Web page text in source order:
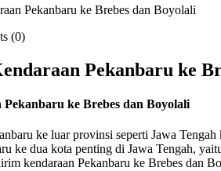
Pekanbaru ke Brebes dan Boyolali
(0)
Pekanbaru ke
ke Brebes dan Boyolali
ke luar provinsi seperti Jawa
ke dua kota penting di Jawa Tengah,
kendaraan Pekanbaru ke Brebes dan